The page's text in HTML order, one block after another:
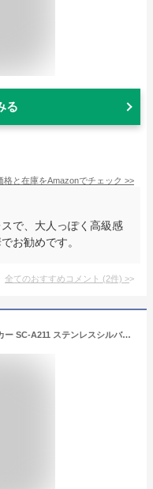
る
格と在庫をAmazonでチェック >>
で、大人っぽく高級感
お勧めです。
全てのおすすめコメント (2件) >
【シロカ公式】全自動コーヒーメーカー SC-A211 ステンレスシルバー | コーヒーメーカー 全自動 ミル付き ステンレス コーヒーマシン コーヒーマシーン ギフト プレゼント | アイスコーヒー対応 静音 コンパクト ミル2段階☆